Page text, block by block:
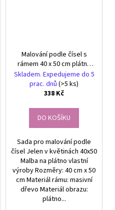
Malování podle čísel s
rámem 40 x 50 cm plátno
Jelen v květinách
Skladem. Expedujeme do 5
prac. dnů (>5 ks)
338 Kč
DO KOŠÍKU
Sada pro malování podle
čísel Jelen v květinách 40x50
Malba na plátno vlastní
výroby Rozměry: 40 cm x 50
cm Materiál rámu: masivní
dřevo Materiál obrazu:
plátno...